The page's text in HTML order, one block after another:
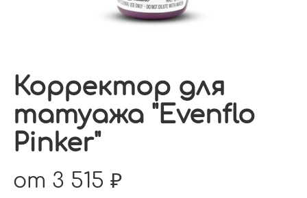
Корректор для
татуажа "Evenflo
Pinker"
от 3 515